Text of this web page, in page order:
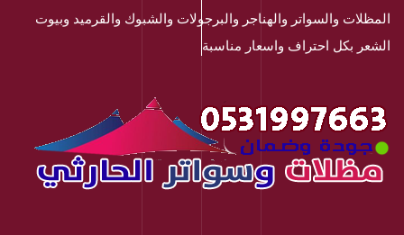
المظلات والسواتر والهناجر والبرجولات والشبوك والقرميد وبيوت
الشعر بكل احتراف واسعار مناسبة